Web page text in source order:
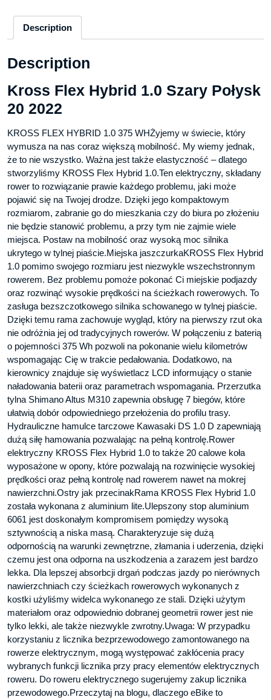
Description
Description
Kross Flex Hybrid 1.0 Szary Połysk
20 2022
KROSS FLEX HYBRID 1.0 375 WHŻyjemy w świecie, który
wymusza na nas coraz większą mobilność. My wiemy jednak,
że to nie wszystko. Ważna jest także elastyczność – dlatego
stworzyliśmy KROSS Flex Hybrid 1.0.Ten elektryczny, składany
rower to rozwiązanie prawie każdego problemu, jaki może
pojawić się na Twojej drodze. Dzięki jego kompaktowym
rozmiarom, zabranie go do mieszkania czy do biura po złożeniu
nie będzie stanowić problemu, a przy tym nie zajmie wiele
miejsca. Postaw na mobilność oraz wysoką moc silnika
ukrytego w tylnej piaście.Miejska jaszczurkaKROSS Flex Hybrid
1.0 pomimo swojego rozmiaru jest niezwykle wszechstronnym
rowerem. Bez problemu pomoże pokonać Ci miejskie podjazdy
oraz rozwinąć wysokie prędkości na ścieżkach rowerowych. To
zasługa bezszczotkowego silnika schowanego w tylnej piaście.
Dzięki temu rama zachowuje wygląd, który na pierwszy rzut oka
nie odróżnia jej od tradycyjnych rowerów. W połączeniu z baterią
o pojemności 375 Wh pozwoli na pokonanie wielu kilometrów
wspomagając Cię w trakcie pedałowania. Dodatkowo, na
kierownicy znajduje się wyświetlacz LCD informujący o stanie
naładowania baterii oraz parametrach wspomagania. Przerzutka
tylna Shimano Altus M310 zapewnia obsługę 7 biegów, które
ułatwią dobór odpowiedniego przełożenia do profilu trasy.
Hydrauliczne hamulce tarczowe Kawasaki DS 1.0 D zapewniają
dużą siłę hamowania pozwalając na pełną kontrolę.Rower
elektryczny KROSS Flex Hybrid 1.0 to także 20 calowe koła
wyposażone w opony, które pozwalają na rozwinięcie wysokiej
prędkości oraz pełną kontrolę nad rowerem nawet na mokrej
nawierzchni.Ostry jak przecinakRama KROSS Flex Hybrid 1.0
została wykonana z aluminium lite.Ulepszony stop aluminium
6061 jest doskonałym kompromisem pomiędzy wysoką
sztywnością a niska masą. Charakteryzuje się dużą
odpornością na warunki zewnętrzne, złamania i uderzenia, dzięki
czemu jest ona odporna na uszkodzenia a zarazem jest bardzo
lekka. Dla lepszej absorbcji drgań podczas jazdy po nierównych
nawierzchniach czy ścieżkach rowerowych wykonanych z
kostki użyliśmy widelca wykonanego ze stali. Dzięki użytym
materiałom oraz odpowiednio dobranej geometrii rower jest nie
tylko lekki, ale także niezwykle zwrotny.Uwaga: W przypadku
korzystaniu z licznika bezprzewodowego zamontowanego na
rowerze elektrycznym, mogą występować zakłócenia pracy
wybranych funkcji licznika przy pracy elementów elektrycznych
roweru. Do roweru elektrycznego sugerujemy zakup licznika
przewodowego.Przeczytaj na blogu, dlaczego eBike to